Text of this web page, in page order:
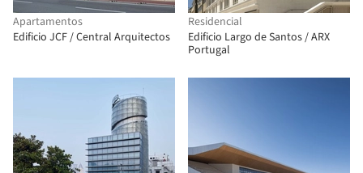
Apartamentos
Edificio JCF / Central Arquitectos
Residencial
Edificio Largo de Santos / ARX
Portugal